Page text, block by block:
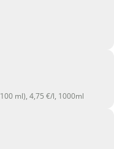
ml), 4,75 €/l, 1000ml